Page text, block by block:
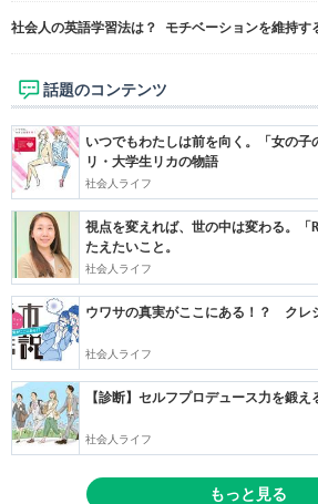
社会人の英語学習法は？ モチベーションを維持す
話題のコンテンツ
いつでもわたしは前を向く。「女の
リ・大学生リカの物語
社会人ライフ
視点を変えれば、世の中は変わる。
たえたいこと。
社会人ライフ
ウワサの真実がここにある！？ クレ
社会人ライフ
【診断】セルフプロデュース力を鍛
社会人ライフ
もっと見る